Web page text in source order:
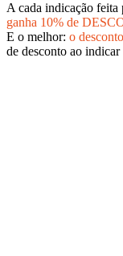
A cada indicação feita
ganha 10% de
E o melhor: o
de desconto ao